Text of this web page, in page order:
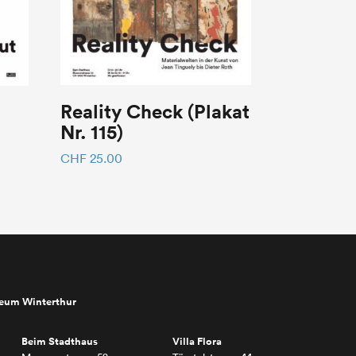
Reality Check (Plakat
Nr. 115)
CHF 25.00
Winterthur
Beim Stadthaus Villa Flora